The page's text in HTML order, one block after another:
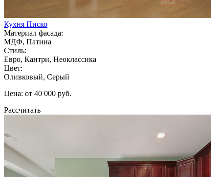
Кухня Писко
Материал фасада:
МДФ, Патина
Стиль:
Евро, Кантри, Неоклассика
Цвет:
Оливковый, Серый
Цена: от 40 000 руб.
Рассчитать